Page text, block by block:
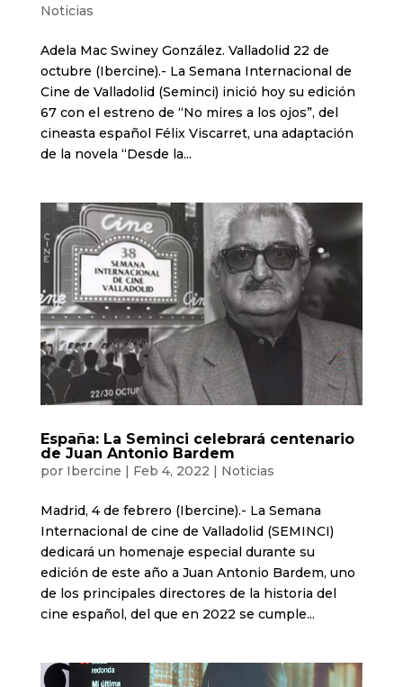
Noticias
Adela Mac Swiney González. Valladolid 22 de
octubre (Ibercine).- La Semana Internacional de
Cine de Valladolid (Seminci) inició hoy su edición
67 con el estreno de “No mires a los ojos”, del
cineasta español Félix Viscarret, una adaptación
de la novela “Desde la...
España: La Seminci celebrará centenario
de Juan Antonio Bardem
por Ibercine | Feb 4, 2022 | Noticias
Madrid, 4 de febrero (Ibercine).- La Semana
Internacional de cine de Valladolid (SEMINCI)
dedicará un homenaje especial durante su
edición de este año a Juan Antonio Bardem, uno
de los principales directores de la historia del
cine español, del que en 2022 se cumple...